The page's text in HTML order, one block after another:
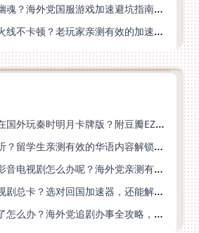
比利时怎么玩倩女幽魂？海外党国服游戏加速避坑指南（附实测推荐）
在欧洲怎么玩穿越火线不卡顿？老玩家亲测有效的加速器选择指南
海外党必看：怎么在国外玩秦时明月卡牌版？附豆瓣EZCast地区限制破解法
海外怎么听酷我畅听？留学生亲测有效的华语内容解锁指南
在国外看不了央视影音电视剧怎么办呢？海外党亲测有效的回国加速方案
海外华人看国内电视剧总卡？选对回国加速器，还能解决菲律宾打不开反诈中心的问题
探花在比利时用不了怎么办？海外党追剧办事全攻略，选对加速器就够了